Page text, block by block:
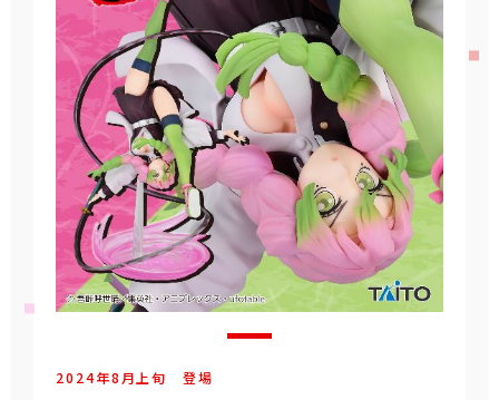
2024年8 月 上旬 登場